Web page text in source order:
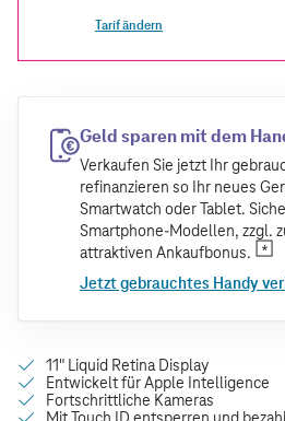
Tarif ändern
Geld sparen mit dem
Verkaufen Sie jetzt Ihr
refinanzieren so Ihr neues
Smartwatch oder Tablet.
Smartphone-Modellen, zzgl.
attraktiven Ankaufbonus.
Jetzt gebrauchtes Handy